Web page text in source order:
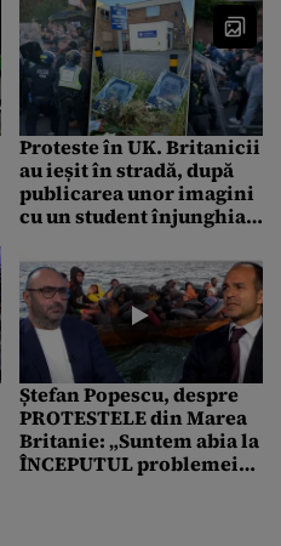
Proteste în UK. Britanicii
au ieșit în stradă, după
publicarea unor imagini
cu un student înjunghiat
Cum au fost induși în
eroare polițiștii
Ștefan Popescu, despre
PROTESTELE din Marea
Britanie: „Suntem abia la
ÎNCEPUTUL problemei